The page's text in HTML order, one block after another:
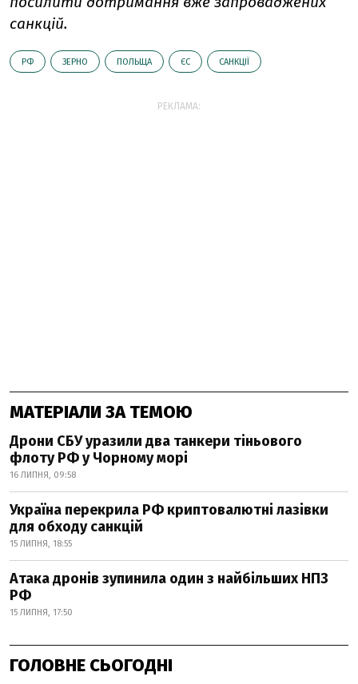
санкцій.
РФ ЗЕРНО ПОЛЬЩА ЄС САНКЦІЇ
РЕКЛАМА:
МАТЕРІАЛИ ЗА ТЕМОЮ
Дрони СБУ уразили два танкери тіньового
флоту РФ у Чорному морі
16 ЛИПНЯ, 09:58
Україна перекрила РФ криптовалютні лазівки
для обходу санкцій
15 ЛИПНЯ, 18:55
Атака дронів зупинила один з найбільших НПЗ
РФ
15 ЛИПНЯ, 17:50
ГОЛОВНЕ СЬОГОДНІ